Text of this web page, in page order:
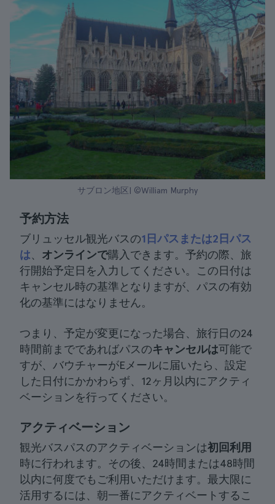
サブロン地区| ©William Murphy
予約方法
ブリュッセル観光バスの1日パスまたは2日パス
は
オンラインで購入できます。予約の際、旅
行開始予定日を入力してください。この日付は
キャンセル時の基準となりますが、パスの有効
化の基準にはなりません。
つまり、予定が変更になった場合、旅行日の24
時間前までであればパスのキャンセルは可能で
すが、バウチャーがEメールに届いたら、設定
した日付にかかわらず、12ヶ月以内にアクティ
ベーションを行ってください。
アクティベーション
観光バスパスのアクティベーションは初回利用
時に行われます。その後、24時間または48時間
以内に何度でもご利用いただけます。最大限に
活用するには、朝一番にアクティベートするこ